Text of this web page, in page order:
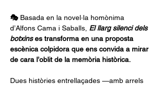
🎭 Basada en la novel·la homònima
d’Alfons Cama i Saballs, El llarg silenci dels
botxins es transforma en una proposta
escènica colpidora que ens convida a mirar
de cara l’oblit de la memòria històrica.
Dues històries entrellaçades —amb arrels